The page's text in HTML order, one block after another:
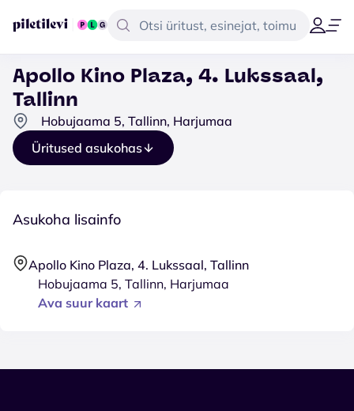
Apollo Kino Plaza, 4. Lukssaal,
Tallinn
Hobujaama 5, Tallinn, Harjumaa
Üritused asukohas
Asukoha lisainfo
Apollo Kino Plaza, 4. Lukssaal, Tallinn
Hobujaama 5, Tallinn, Harjumaa
Ava suur kaart